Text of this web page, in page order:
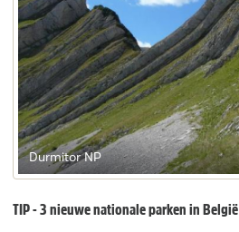
Durmitor NP
TIP - 3 nieuwe nationale parken in België